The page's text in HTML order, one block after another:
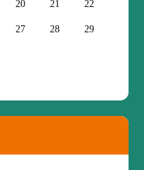
20 21 22
27 28 29